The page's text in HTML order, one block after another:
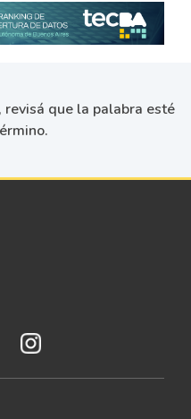
revisá que la palabra esté